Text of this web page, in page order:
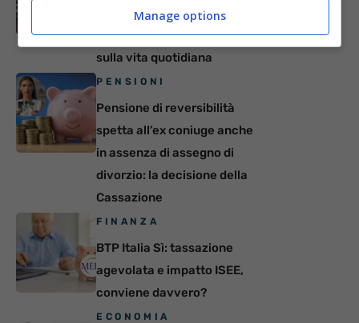
bonus TV e pensioni, le
novità che possono incidere
sulla vita quotidiana
PENSIONI
Pensione di reversibilità
spetta all’ex coniuge anche
in assenza di assegno di
divorzio: la decisione della
Cassazione
FINANZA
BTP Italia Sì: tassazione
agevolata e impatto ISEE,
conviene davvero?
ECONOMIA
Manage options